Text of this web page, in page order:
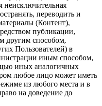
неисключительная
переводить и
(Контент),
публикации,
другим способом,
Пользователей) в
иным способом,
иных аналогичных
любое лицо может иметь
из любого места и в
на доведение до